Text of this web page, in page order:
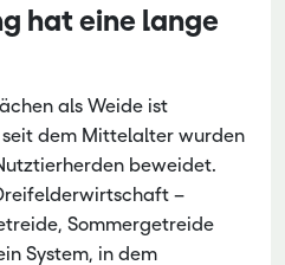
hat eine lange
als Weide ist
seit dem Mittelalter wurden
beweidet.
–
Sommergetreide
System, in dem